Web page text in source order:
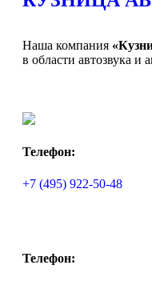
Наша компания
в области автозвука и
Телефон:
+7 (495) 922-50-48
Телефон: